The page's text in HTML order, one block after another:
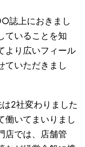
誌上におきまし
ていることを知
より広いフィール
ていただきまし
2社変わりました
働いてまいりまし
店では、店舗管